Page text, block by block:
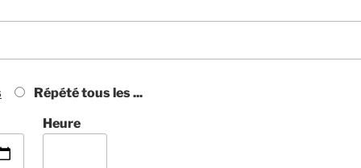
Répété tous les ...
Heure